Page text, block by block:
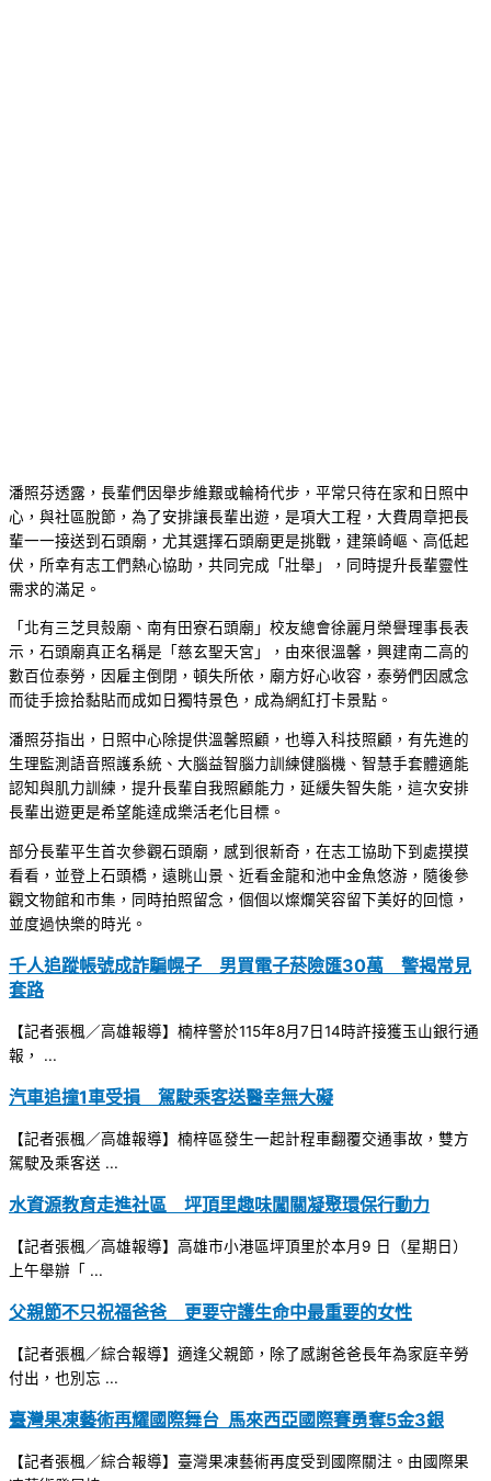
潘照芬透露，長輩們因舉步維艱或輪椅代步，平常只待在家和日照中
心，與社區脫節，為了安排讓長輩出遊，是項大工程，大費周章把長
輩一一接送到石頭廟，尤其選擇石頭廟更是挑戰，建築崎嶇、高低起
伏，所幸有志工們熱心協助，共同完成「壯舉」，同時提升長輩靈性
需求的滿足。
「北有三芝貝殼廟、南有田寮石頭廟」校友總會徐麗月榮譽理事長表
示，石頭廟真正名稱是「慈玄聖天宮」，由來很溫馨，興建南二高的
數百位泰勞，因雇主倒閉，頓失所依，廟方好心收容，泰勞們因感念
而徒手撿拾黏貼而成如日獨特景色，成為網紅打卡景點。
潘照芬指出，日照中心除提供溫馨照顧，也導入科技照顧，有先進的
生理監測語音照護系統、大腦益智腦力訓練健腦機、智慧手套體適能
認知與肌力訓練，提升長輩自我照顧能力，延緩失智失能，這次安排
長輩出遊更是希望能達成樂活老化目標。
部分長輩平生首次參觀石頭廟，感到很新奇，在志工協助下到處摸摸
看看，並登上石頭橋，遠眺山景、近看金龍和池中金魚悠游，隨後參
觀文物館和市集，同時拍照留念，個個以燦爛笑容留下美好的回憶，
並度過快樂的時光。
千人追蹤帳號成詐騙幌子 男買電子菸險匯30萬 警揭常見
套路
【記者張楓／高雄報導】楠梓警於115年8月7日14時許接獲玉山銀行通
報， ...
汽車追撞1車受損 駕駛乘客送醫幸無大礙
【記者張楓／高雄報導】楠梓區發生一起計程車翻覆交通事故，雙方
駕駛及乘客送 ...
水資源教育走進社區 坪頂里趣味闖關凝聚環保行動力
【記者張楓／高雄報導】高雄市小港區坪頂里於本月9 日（星期日）
上午舉辦「 ...
父親節不只祝福爸爸 更要守護生命中最重要的女性
【記者張楓／綜合報導】適逢父親節，除了感謝爸爸長年為家庭辛勞
付出，也別忘 ...
臺灣果凍藝術再耀國際舞台 馬來西亞國際賽勇奪5金3銀
【記者張楓／綜合報導】臺灣果凍藝術再度受到國際關注。由國際果